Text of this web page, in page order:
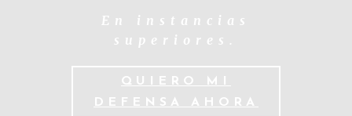
En instancias
superiores.
QUIERO MI
DEFENSA AHORA